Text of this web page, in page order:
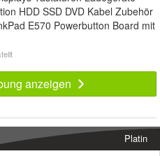
HDD SSD DVD Kabel Zubehör
E570 Powerbutton Board mit
anzeigen
Platin